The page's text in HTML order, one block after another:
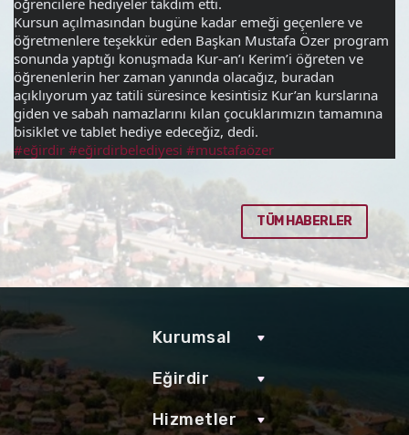
Kursun açılmasından bugüne kadar emeği geçenlere ve
öğretmenlere teşekkür eden Başkan Mustafa Özer program
sonunda yaptığı konuşmada Kur-an’ı Kerim’i öğreten ve
öğrenenlerin her zaman yanında olacağız, buradan
açıklıyorum yaz tatili süresince kesintisiz Kur’an kurslarına
giden ve sabah namazlarını kılan çocuklarımızın tamamına
bisiklet ve tablet hediye edeceğiz, dedi.
#eğirdir #eğirdirbelediyesi #mustafaözer
TÜM HABERLER
Kurumsal
Eğirdir
Hizmetler